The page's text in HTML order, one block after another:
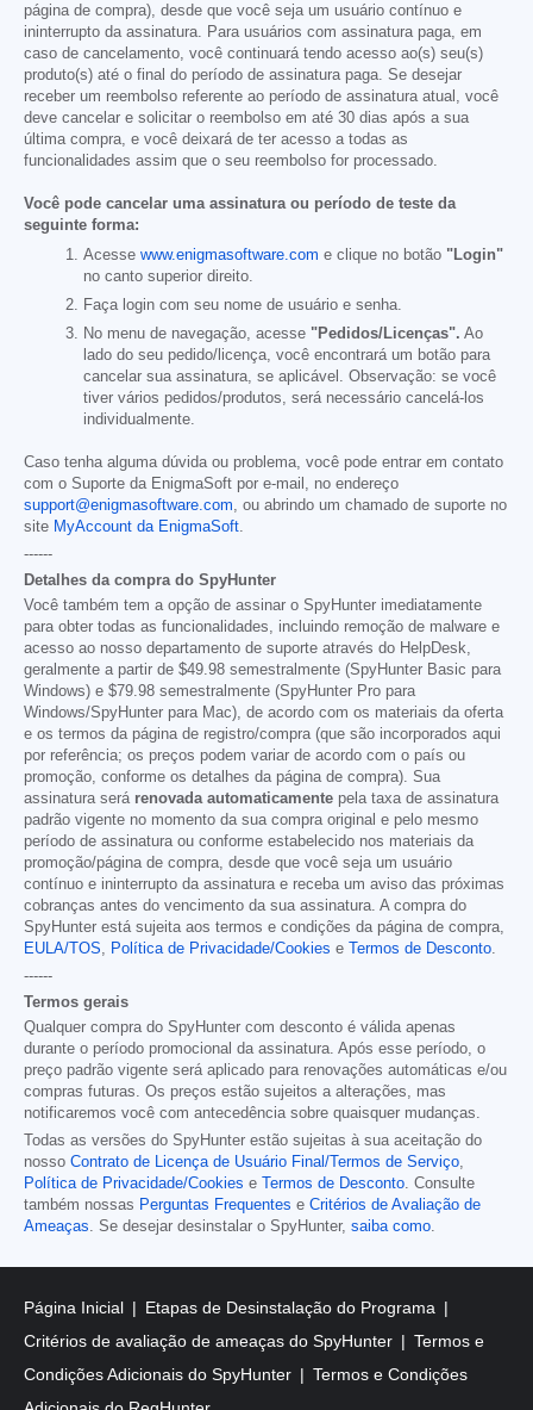
página de compra), desde que você seja um usuário contínuo e
ininterrupto da assinatura. Para usuários com assinatura paga, em
caso de cancelamento, você continuará tendo acesso ao(s) seu(s)
produto(s) até o final do período de assinatura paga. Se desejar
receber um reembolso referente ao período de assinatura atual, você
deve cancelar e solicitar o reembolso em até 30 dias após a sua
última compra, e você deixará de ter acesso a todas as
funcionalidades assim que o seu reembolso for processado.
Você pode cancelar uma assinatura ou período de teste da
seguinte forma:
Acesse www.enigmasoftware.com e clique no botão "Login"
no canto superior direito.
Faça login com seu nome de usuário e senha.
No menu de navegação, acesse "Pedidos/Licenças". Ao
lado do seu pedido/licença, você encontrará um botão para
cancelar sua assinatura, se aplicável. Observação: se você
tiver vários pedidos/produtos, será necessário cancelá-los
individualmente.
Caso tenha alguma dúvida ou problema, você pode entrar em contato
com o Suporte da EnigmaSoft por e-mail, no endereço
support@enigmasoftware.com, ou abrindo um chamado de suporte no
site MyAccount da EnigmaSoft.
------
Detalhes da compra do SpyHunter
Você também tem a opção de assinar o SpyHunter imediatamente
para obter todas as funcionalidades, incluindo remoção de malware e
acesso ao nosso departamento de suporte através do HelpDesk,
geralmente a partir de $49.98 semestralmente (SpyHunter Basic para
Windows) e $79.98 semestralmente (SpyHunter Pro para
Windows/SpyHunter para Mac), de acordo com os materiais da oferta
e os termos da página de registro/compra (que são incorporados aqui
por referência; os preços podem variar de acordo com o país ou
promoção, conforme os detalhes da página de compra). Sua
assinatura será renovada automaticamente pela taxa de assinatura
padrão vigente no momento da sua compra original e pelo mesmo
período de assinatura ou conforme estabelecido nos materiais da
promoção/página de compra, desde que você seja um usuário
contínuo e ininterrupto da assinatura e receba um aviso das próximas
cobranças antes do vencimento da sua assinatura. A compra do
SpyHunter está sujeita aos termos e condições da página de compra,
EULA/TOS, Política de Privacidade/Cookies e Termos de Desconto.
------
Termos gerais
Qualquer compra do SpyHunter com desconto é válida apenas
durante o período promocional da assinatura. Após esse período, o
preço padrão vigente será aplicado para renovações automáticas e/ou
compras futuras. Os preços estão sujeitos a alterações, mas
notificaremos você com antecedência sobre quaisquer mudanças.
Todas as versões do SpyHunter estão sujeitas à sua aceitação do
nosso Contrato de Licença de Usuário Final/Termos de Serviço,
Política de Privacidade/Cookies e Termos de Desconto. Consulte
também nossas Perguntas Frequentes e Critérios de Avaliação de
Ameaças. Se desejar desinstalar o SpyHunter, saiba como.
Página Inicial
Etapas de Desinstalação do Programa
Critérios de avaliação de ameaças do SpyHunter
Termos e
Condições Adicionais do SpyHunter
Termos e Condições